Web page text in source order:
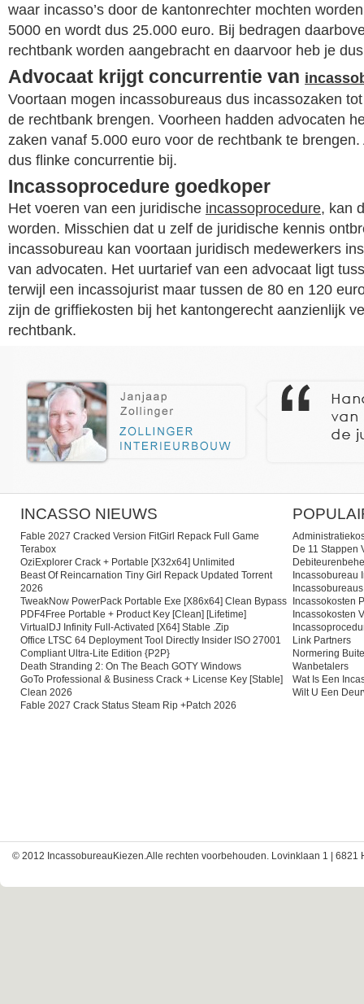
waar incasso’s door de kantonrechter mochten
5000 en wordt dus 25.000 euro. Bij bedragen
rechtbank worden aangebracht en daarvoor heb je
Advocaat krijgt concurrentie van
Voortaan mogen incassobureaus dus incassozaken
de rechtbank brengen. Voorheen hadden advocaten
zaken vanaf 5.000 euro voor de rechtbank te
dus flinke concurrentie bij.
Incassoprocedure goedkoper
Het voeren van een juridische incassoprocedure, kan
worden. Misschien dat u zelf de juridische kennis
incassobureau kan voortaan juridisch medewerkers
van advocaten. Het uurtarief van een advocaat ligt
terwijl een incassojurist maar tussen de 80 en 120
zijn de griffiekosten bij het kantongerecht aanzienlijk
rechtbank.
INCASSO NIEUWS
Fable 2027 Cracked Version FitGirl Repack Full Game
Terabox
OziExplorer Crack + Portable [x32x64] Unlimited
Beast Of Reincarnation Tiny Girl Repack Updated Torrent
2026
TweakNow PowerPack Portable Exe [x86x64] Clean Bypass
PDF4Free Portable + Product Key [Clean] [Lifetime]
VirtualDJ Infinity Full-Activated [x64] Stable .zip
Office LTSC 64 Deployment Tool Directly Insider ISO 27001
Compliant Ultra-Lite Edition {P2P}
Death Stranding 2: On The Beach GOTY Windows
GoTo Professional & Business Crack + License Key [Stable]
Clean 2026
Fable 2027 Crack Status Steam Rip +Patch 2026
De 11 Stappen
Incassobureau
Incassobureaus
Incassokosten
Incassokosten
Link Partners
Normering
Wanbetalers
Wat Is Een
Wilt U Een
© 2012 IncassobureauKiezen.Alle rechten voorbehouden. Lovinklaan 1 | 6821